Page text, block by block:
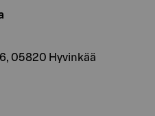
05820 Hyvinkää